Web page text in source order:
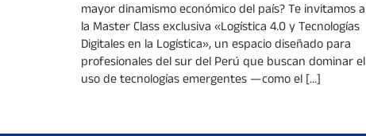
mayor dinamismo económico del país? Te invitamos a
la Master Class exclusiva «Logística 4.0 y Tecnologías
Digitales en la Logística», un espacio diseñado para
profesionales del sur del Perú que buscan dominar el
uso de tecnologías emergentes —como el […]